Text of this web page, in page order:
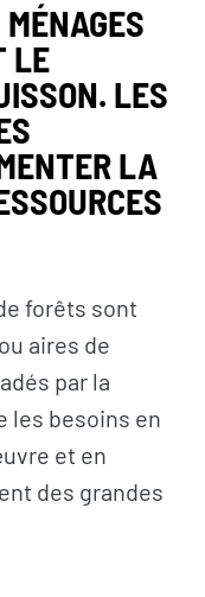
LE
LES
LA
forêts sont
aires de
par la
les besoins en
et en
des grandes